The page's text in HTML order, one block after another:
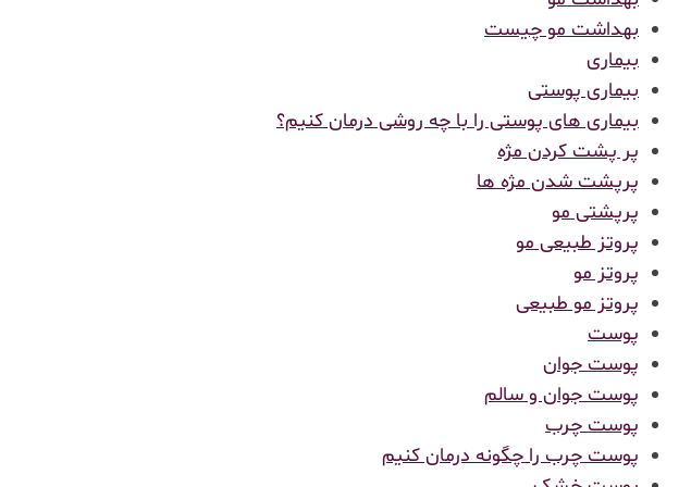
بهداشت مو چیست
بیماری
بیماری پوستی
بیماری های پوستی را با چه روشی درمان کنیم؟
پر پشت کردن مژه
پرپشت شدن مژه ها
پرپشتی مو
پروتز طبیعی مو
پروتز مو
پروتز مو طبیعی
پوست
پوست جوان
پوست جوان و سالم
پوست چرب
پوست چرب را چگونه درمان کنیم